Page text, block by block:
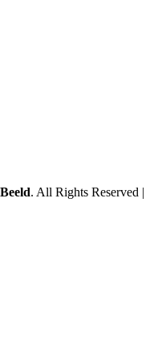
. All Rights Reserved |